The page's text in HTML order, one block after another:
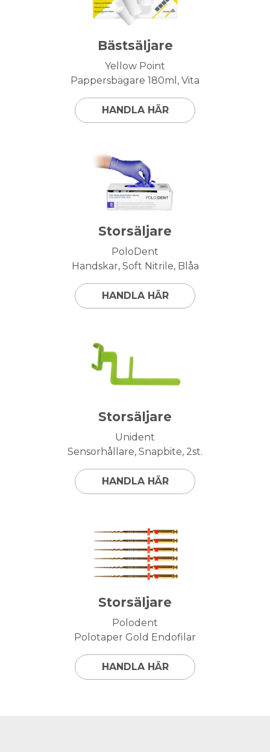
Bästsäljare
Yellow Point
Pappersbägare 180ml, Vita
HANDLA HÄR
Storsäljare
PoloDent
Handskar, Soft Nitrile, Blåa
HANDLA HÄR
Storsäljare
Unident
Sensorhållare, Snapbite, 2st.
HANDLA HÄR
Storsäljare
Polodent
Polotaper Gold Endofilar
HANDLA HÄR